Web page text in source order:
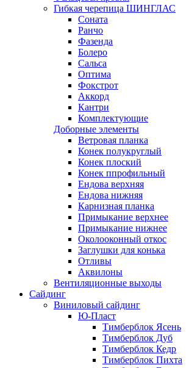
Гибкая черепица ШИНГЛАС
Соната
Ранчо
Фазенда
Болеро
Сальса
Оптима
Фокстрот
Аккорд
Кантри
Комплектующие
Доборные элементы
Ветровая планка
Конек полукруглый
Конек плоский
Конек ппрофильный
Ендова верхняя
Ендова нижняя
Карнизная планка
Примыкание верхнее
Примыкание нижнее
Околооконный откос
Заглушки для конька
Отливы
Аквилоны
Вентиляционные выходы
Сайдинг
Виниловый сайдинг
Ю-Пласт
Тимберблок Ясень
Тимберблок Дуб
Тимберблок Кедр
Тимберблок Пихта